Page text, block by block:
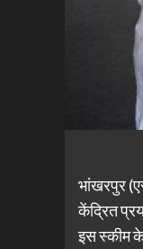
भांखरपुर
केंद्रित
इस स्कीम